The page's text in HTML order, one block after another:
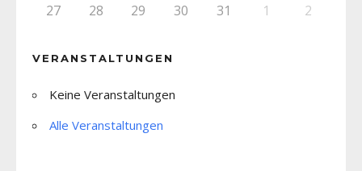
27 28 29 30 31 1 2
VERANSTALTUNGEN
Keine Veranstaltungen
Alle Veranstaltungen